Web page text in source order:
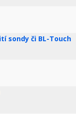
sondy či BL-Touch